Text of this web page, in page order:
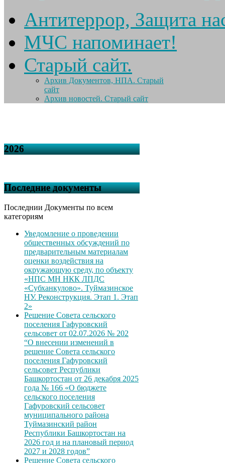
Антитеррор, Защита
МЧС напоминает!
Старый сайт.
Архив Документов, НПА. Старый
сайт
Архив новостей. Старый сайт
2026
Последние документы
Последнии Документы по всем
категориям
Уведомление о проведении
общественных обсуждений по
предварительным материалам
оценки воздействия на
окружающую среду, по объекту
«НПС МН НКК ЛПДС
«Субханкулово». Туймазинское
НУ. Реконструкция. Этап 1. Этап
2»
Решение Совета сельского
поселения Гафуровский
сельсовет от 02.07.2026 № 202
“О внесении изменений в
решение Совета сельского
поселения Гафуровский
сельсовет Республики
Башкортостан от 26 декабря 2025
года № 166 «О бюджете
сельского поселения
Гафуровский сельсовет
муниципального района
Туймазинский район
Республики Башкортостан на
2026 год и на плановый период
2027 и 2028 годов”
Решение Совета сельского